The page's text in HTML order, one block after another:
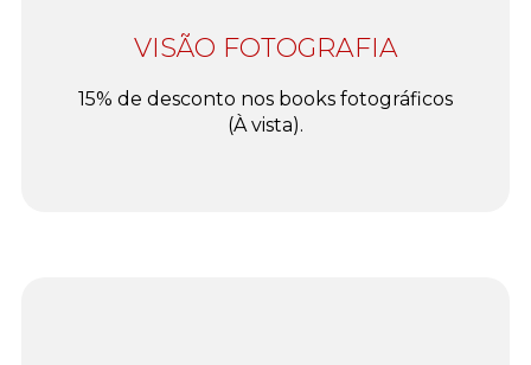
VISÃO FOTOGRAFIA
15% de desconto nos books fotográficos
(À vista).